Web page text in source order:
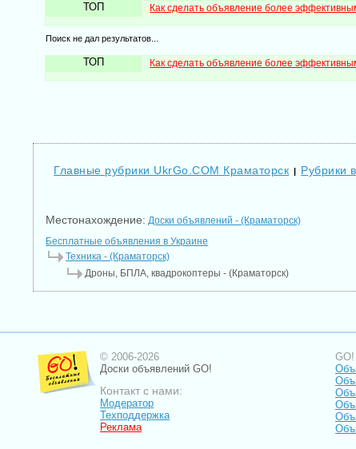
ТОП Как сделать объявление более
Поиск не дал результатов...
ТОП Как сделать объявление более
Главные рубрики UkrGo.COM Краматорск | Рубрики
Местонахождение: Доски объявлений - (Краматорск)
Бесплатные объявления в Украине
Техника - (Краматорск)
Дроны, БПЛА, квадрокоптеры - (Краматорск)
© 2006-2026
Доски объявлений GO!
Контакт с нами:
Модератор
Техподдержка
Реклама
GO!